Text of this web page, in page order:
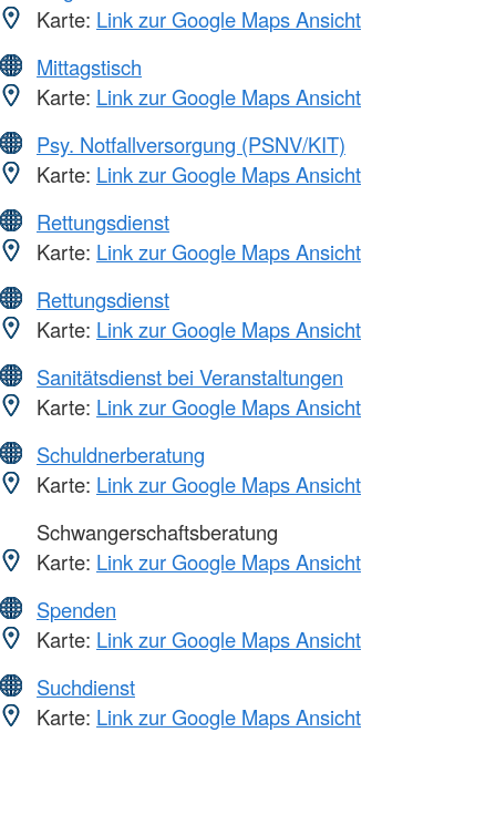
Karte: Link zur Google Maps Ansicht
Mittagstisch
Karte: Link zur Google Maps Ansicht
Psy. Notfallversorgung (PSNV/KIT)
Karte: Link zur Google Maps Ansicht
Rettungsdienst
Karte: Link zur Google Maps Ansicht
Rettungsdienst
Karte: Link zur Google Maps Ansicht
Sanitätsdienst bei Veranstaltungen
Karte: Link zur Google Maps Ansicht
Schuldnerberatung
Karte: Link zur Google Maps Ansicht
Schwangerschaftsberatung
Karte: Link zur Google Maps Ansicht
Spenden
Karte: Link zur Google Maps Ansicht
Suchdienst
Karte: Link zur Google Maps Ansicht